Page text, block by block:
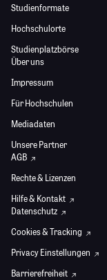
Studienformate
Hochschulorte
Studienplatzbörse
Über uns
Impressum
Für Hochschulen
Mediadaten
Unsere Partner
AGB
Rechte & Lizenzen
Hilfe & Kontakt
Datenschutz
Cookies & Tracking
Privacy Einstellungen
Barrierefreiheit